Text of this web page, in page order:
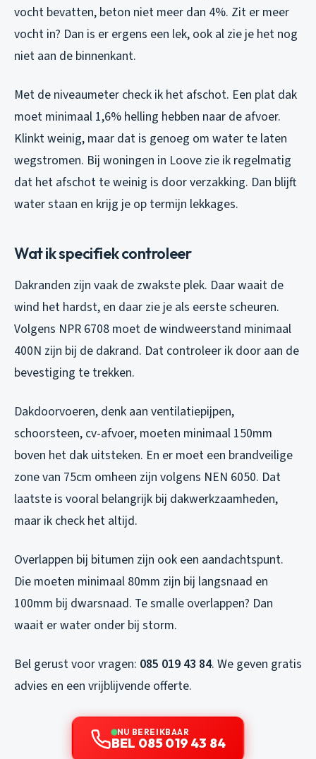
vocht bevatten, beton niet meer dan 4%. Zit er meer
vocht in? Dan is er ergens een lek, ook al zie je het nog
niet aan de binnenkant.
Met de niveaumeter check ik het afschot. Een plat dak
moet minimaal 1,6% helling hebben naar de afvoer.
Klinkt weinig, maar dat is genoeg om water te laten
wegstromen. Bij woningen in Loove zie ik regelmatig
dat het afschot te weinig is door verzakking. Dan blijft
water staan en krijg je op termijn lekkages.
Wat ik specifiek controleer
Dakranden zijn vaak de zwakste plek. Daar waait de
wind het hardst, en daar zie je als eerste scheuren.
Volgens NPR 6708 moet de windweerstand minimaal
400N zijn bij de dakrand. Dat controleer ik door aan de
bevestiging te trekken.
Dakdoorvoeren, denk aan ventilatiepijpen,
schoorsteen, cv-afvoer, moeten minimaal 150mm
boven het dak uitsteken. En er moet een brandveilige
zone van 75cm omheen zijn volgens NEN 6050. Dat
laatste is vooral belangrijk bij dakwerkzaamheden,
maar ik check het altijd.
Overlappen bij bitumen zijn ook een aandachtspunt.
Die moeten minimaal 80mm zijn bij langsnaad en
100mm bij dwarsnaad. Te smalle overlappen? Dan
waait er water onder bij storm.
Bel gerust voor vragen: 085 019 43 84. We geven gratis
advies en een vrijblijvende offerte.
NU BEREIKBAAR
BEL 085 019 43 84